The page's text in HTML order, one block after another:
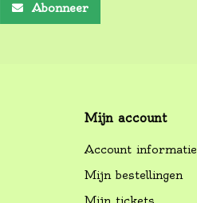
Abonneer
Mijn account
Account informatie
Mijn bestellingen